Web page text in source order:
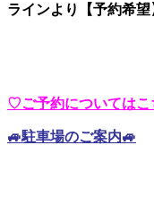
ラインより【予約希
♡ご予約については
🚙駐車場のご案内🚙